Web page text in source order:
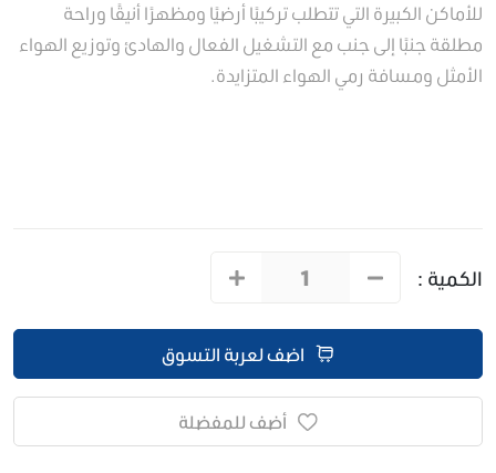
للأماكن الكبيرة التي تتطلب تركيبًا أرضيًا ومظهرًا أنيقًا وراحة
مطلقة جنبًا إلى جنب مع التشغيل الفعال والهادئ وتوزيع الهواء
الأمثل ومسافة رمي الهواء المتزايدة.
الكمية :
اضف لعربة التسوق
أضف للمفضلة